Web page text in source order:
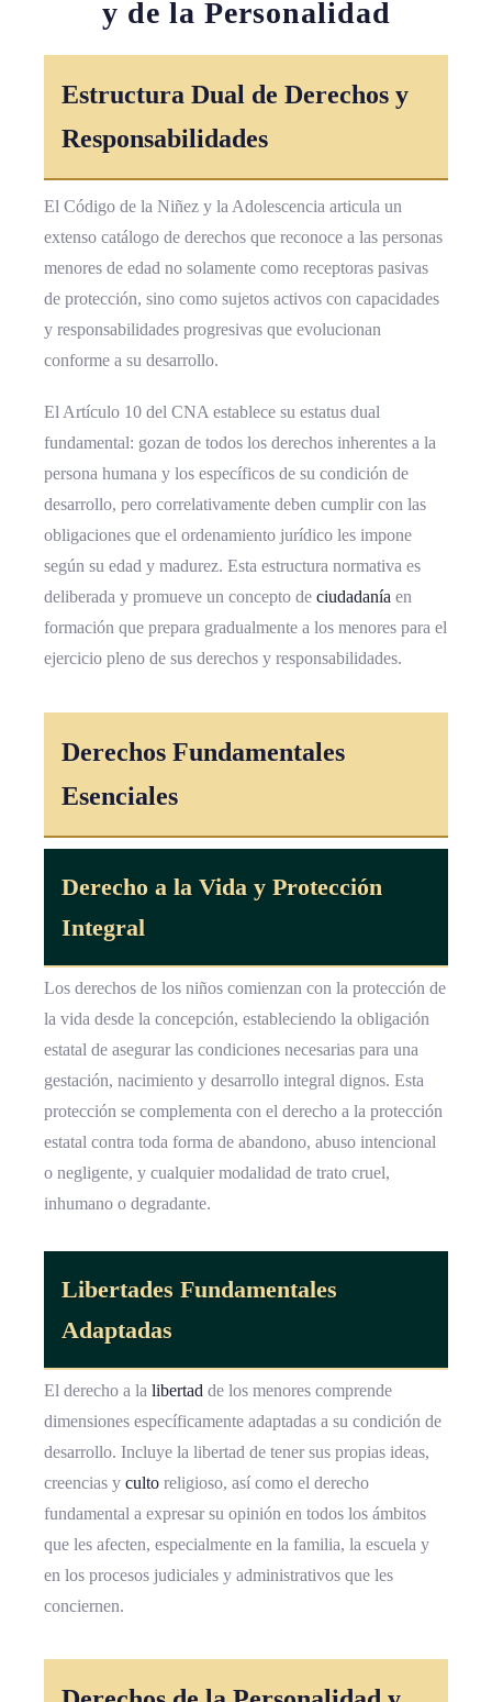
y de la Personalidad
Estructura Dual de Derechos y
Responsabilidades
El Código de la Niñez y la Adolescencia articula un
extenso catálogo de derechos que reconoce a las personas
menores de edad no solamente como receptoras pasivas
de protección, sino como sujetos activos con capacidades
y responsabilidades progresivas que evolucionan
conforme a su desarrollo.
El Artículo 10 del CNA establece su estatus dual
fundamental: gozan de todos los derechos inherentes a la
persona humana y los específicos de su condición de
desarrollo, pero correlativamente deben cumplir con las
obligaciones que el ordenamiento jurídico les impone
según su edad y madurez. Esta estructura normativa es
deliberada y promueve un concepto de ciudadanía en
formación que prepara gradualmente a los menores para el
ejercicio pleno de sus derechos y responsabilidades.
Derechos Fundamentales
Esenciales
Derecho a la Vida y Protección
Integral
Los derechos de los niños comienzan con la protección de
la vida desde la concepción, estableciendo la obligación
estatal de asegurar las condiciones necesarias para una
gestación, nacimiento y desarrollo integral dignos. Esta
protección se complementa con el derecho a la protección
estatal contra toda forma de abandono, abuso intencional
o negligente, y cualquier modalidad de trato cruel,
inhumano o degradante.
Libertades Fundamentales
Adaptadas
El derecho a la libertad de los menores comprende
dimensiones específicamente adaptadas a su condición de
desarrollo. Incluye la libertad de tener sus propias ideas,
creencias y culto religioso, así como el derecho
fundamental a expresar su opinión en todos los ámbitos
que les afecten, especialmente en la familia, la escuela y
en los procesos judiciales y administrativos que les
conciernen.